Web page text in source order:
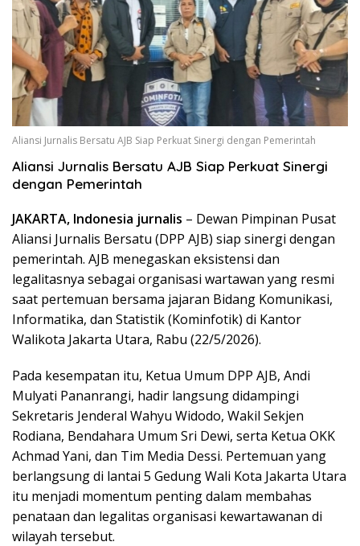
Aliansi Jurnalis Bersatu AJB Siap Perkuat Sinergi dengan Pemerintah
Aliansi Jurnalis Bersatu AJB Siap Perkuat Sinergi
dengan Pemerintah
JAKARTA, Indonesia jurnalis – Dewan Pimpinan Pusat
Aliansi Jurnalis Bersatu (DPP AJB) siap sinergi dengan
pemerintah. AJB menegaskan eksistensi dan
legalitasnya sebagai organisasi wartawan yang resmi
saat pertemuan bersama jajaran Bidang Komunikasi,
Informatika, dan Statistik (Kominfotik) di Kantor
Walikota Jakarta Utara, Rabu (22/5/2026).
Pada kesempatan itu, Ketua Umum DPP AJB, Andi
Mulyati Pananrangi, hadir langsung didampingi
Sekretaris Jenderal Wahyu Widodo, Wakil Sekjen
Rodiana, Bendahara Umum Sri Dewi, serta Ketua OKK
Achmad Yani, dan Tim Media Dessi. Pertemuan yang
berlangsung di lantai 5 Gedung Wali Kota Jakarta Utara
itu menjadi momentum penting dalam membahas
penataan dan legalitas organisasi kewartawanan di
wilayah tersebut.